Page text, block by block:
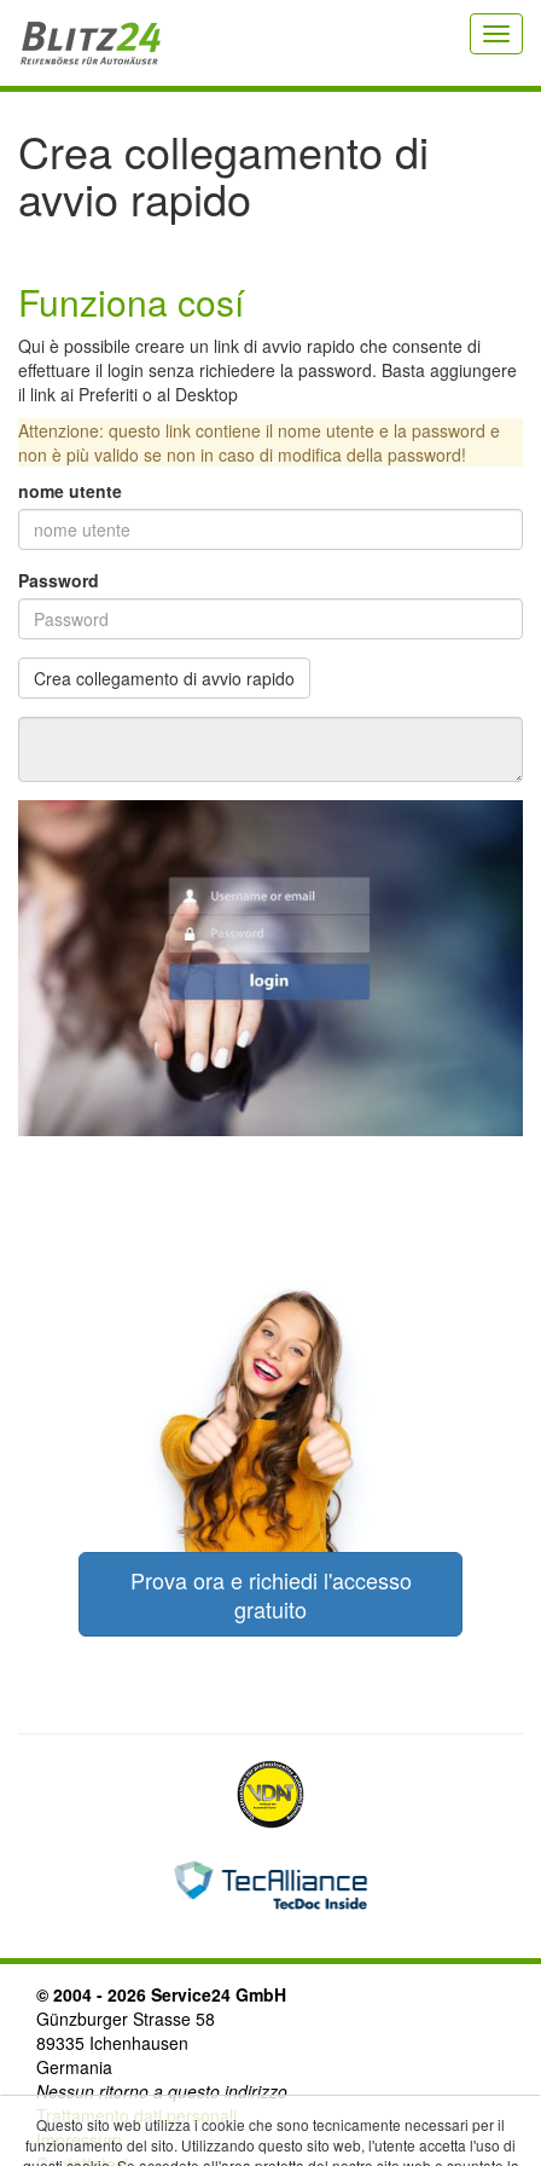
Crea collegamento di
avvio rapido
Funziona cosí
Qui è possibile creare un link di avvio rapido che consente di
effettuare il login senza richiedere la password. Basta aggiungere
il link ai Preferiti o al Desktop
Attenzione: questo link contiene il nome utente e la password e
non è più valido se non in caso di modifica della password!
nome utente
Password
Crea collegamento di avvio rapido
Prova ora e richiedi l'accesso
gratuito
© 2004 - 2026 Service24 GmbH
Günzburger Strasse 58
89335 Ichenhausen
Germania
Nessun ritorno a questo indirizzo
Trattamento dati personali
Impressum
Questo sito web utilizza i cookie che sono tecnicamente necessari per il
funzionamento del sito. Utilizzando questo sito web, l'utente accetta l'uso di